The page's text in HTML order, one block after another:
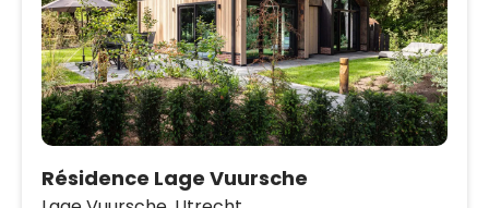
Résidence Lage Vuursche